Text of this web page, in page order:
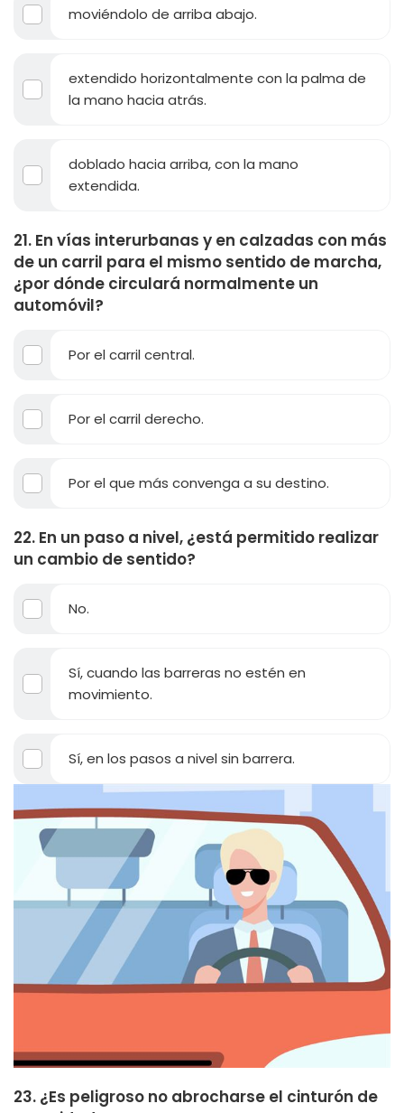
moviéndolo de arriba abajo.
extendido horizontalmente con la palma de
la mano hacia atrás.
doblado hacia arriba, con la mano
extendida.
21. En vías interurbanas y en calzadas con más
de un carril para el mismo sentido de marcha,
¿por dónde circulará normalmente un
automóvil?
Por el carril central.
Por el carril derecho.
Por el que más convenga a su destino.
22. En un paso a nivel, ¿está permitido realizar
un cambio de sentido?
No.
Sí, cuando las barreras no estén en
movimiento.
Sí, en los pasos a nivel sin barrera.
23. ¿Es peligroso no abrocharse el cinturón de